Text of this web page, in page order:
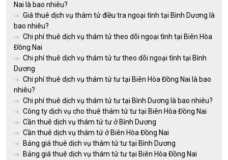
Nai là bao nhiêu?
Giá thuê dịch vụ thám tử điều tra ngoại tình tại Bình Dương là
bao nhiêu?
Chi phí thuê dịch vụ thám tử theo dõi ngoại tình tại Biên Hòa
Đồng Nai
Chi phí thuê dịch vụ thám tử tư theo dõi ngoại tình tại Bình
Dương
Chi phí thuê dịch vụ thám tử tư tại Biên Hòa Đồng Nai là bao
nhiêu?
Chi phí thuê dịch vụ thám tử tư tại Bình Dương là bao nhiêu?
Công ty dịch vụ cho thuê thám tử tư tại Biên Hòa Đồng Nai
Cần thuê dịch vụ thám tử tư ở Bình Dương
Cần thuê dịch vụ thám tử ở Biên Hòa Đồng Nai
Bảng giá thuê dịch vụ thám tử tư tại Bình Dương
Bảng giá thuê dịch vụ thám tử tư tại Biên Hòa Đồng Nai